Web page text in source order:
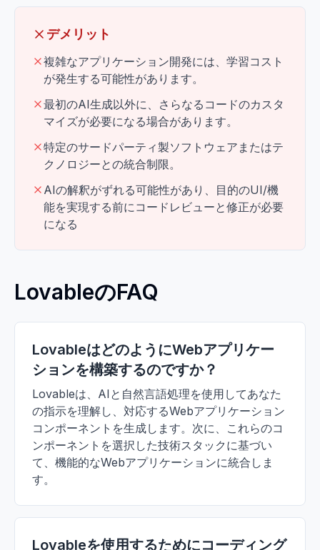
デメリット
複雑なアプリケーション開発には、学習コスト
が発生する可能性があります。
最初のAI生成以外に、さらなるコードのカスタ
マイズが必要になる場合があります。
特定のサードパーティ製ソフトウェアまたはテ
クノロジーとの統合制限。
AIの解釈がずれる可能性があり、目的のUI/機
能を実現する前にコードレビューと修正が必要
になる
LovableのFAQ
LovableはどのようにWebアプリケー
ションを構築するのですか？
Lovableは、AIと自然言語処理を使用してあなた
の指示を理解し、対応するWebアプリケーション
コンポーネントを生成します。次に、これらのコ
ンポーネントを選択した技術スタックに基づい
て、機能的なWebアプリケーションに統合しま
す。
Lovableを使用するためにコーディング